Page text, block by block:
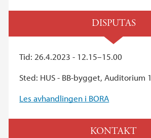
DISPUTAS
Tid: 26.4.2023 - 12.15–15.00
Sted: HUS - BB-bygget, Auditorium 1
Les avhandlingen i BORA
KONTAKT